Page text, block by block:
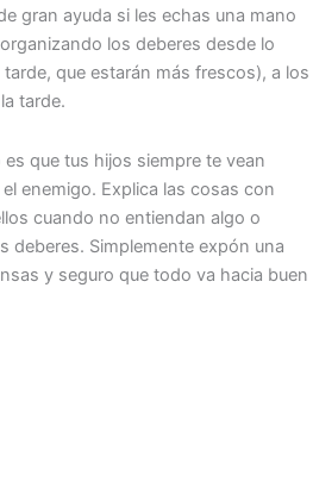
gran ayuda si les echas una mano
los deberes desde lo
que estarán más frescos), a los
tarde.
que tus hijos siempre te vean
enemigo. Explica las cosas con
cuando no entiendan algo o
deberes. Simplemente expón una
y seguro que todo va hacia buen